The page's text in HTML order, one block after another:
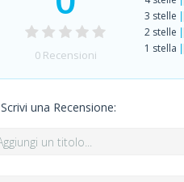
0Recensioni
3 stelle
2 stelle
1 stella
Scrivi una Recensione: